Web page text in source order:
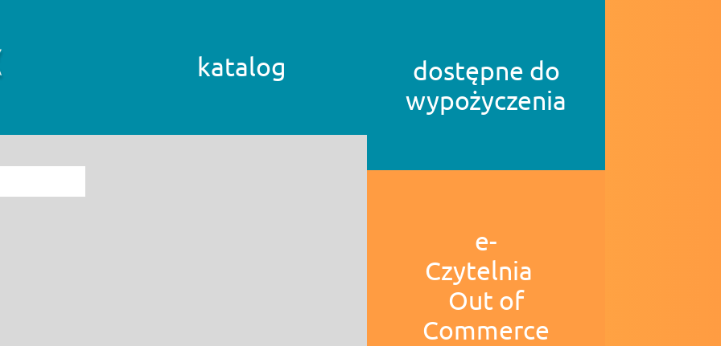
katalog
dostępne do
wypożyczenia
e-
Czytelnia
Out of
Commerce